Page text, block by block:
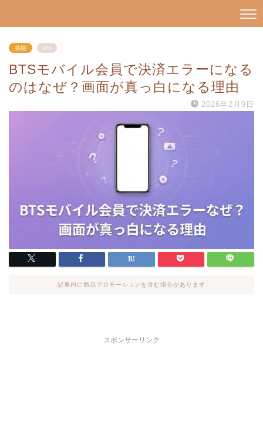
芸能 PR
BTSモバイル会員で決済エラーになる
のはなぜ？画面が真っ白になる理由
2026年2月9日
記事内に商品プロモーションを含む場合があります
スポンサーリンク